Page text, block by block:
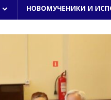
НОВОМУЧЕНИКИ И